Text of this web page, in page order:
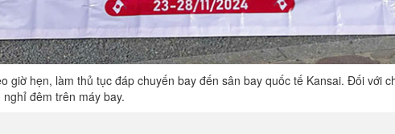
giờ hẹn, làm thủ tục đáp chuyến bay đến sân bay quốc tế Kansai. Đối với
đêm trên máy bay.